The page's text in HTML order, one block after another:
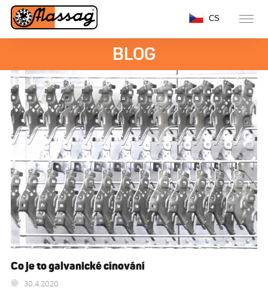
CS
BLOG
Co je to galvanické cínování
30.4.2020